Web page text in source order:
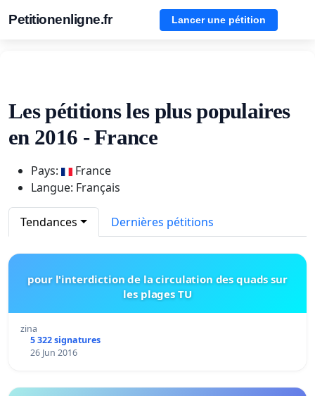
Petitionenligne.fr Lancer une pétition
Les pétitions les plus populaires
en 2016 - France
Pays:
France
Langue: Français
Tendances Dernières pétitions
pour l'interdiction de la circulation des quads sur
les plages TU
zina
5 322 signatures
26 Jun 2016